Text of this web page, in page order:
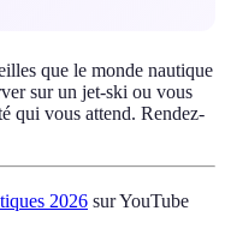
que le monde nautique
sur un jet-ski ou vous
qui vous attend. Rendez-
2026 sur YouTube